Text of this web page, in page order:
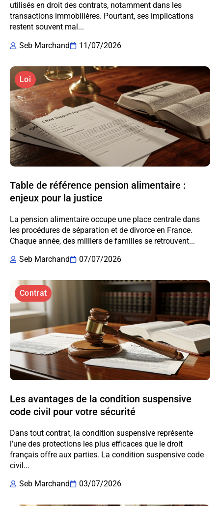
utilisés en droit des contrats, notamment dans les
transactions immobilières. Pourtant, ses implications
restent souvent mal...
Seb Marchand
11/07/2026
Loi
Table de référence pension alimentaire :
enjeux pour la justice
La pension alimentaire occupe une place centrale dans
les procédures de séparation et de divorce en France.
Chaque année, des milliers de familles se retrouvent...
Seb Marchand
07/07/2026
Contrat
Les avantages de la condition suspensive
code civil pour votre sécurité
Dans tout contrat, la condition suspensive représente
l’une des protections les plus efficaces que le droit
français offre aux parties. La condition suspensive code
civil...
Seb Marchand
03/07/2026